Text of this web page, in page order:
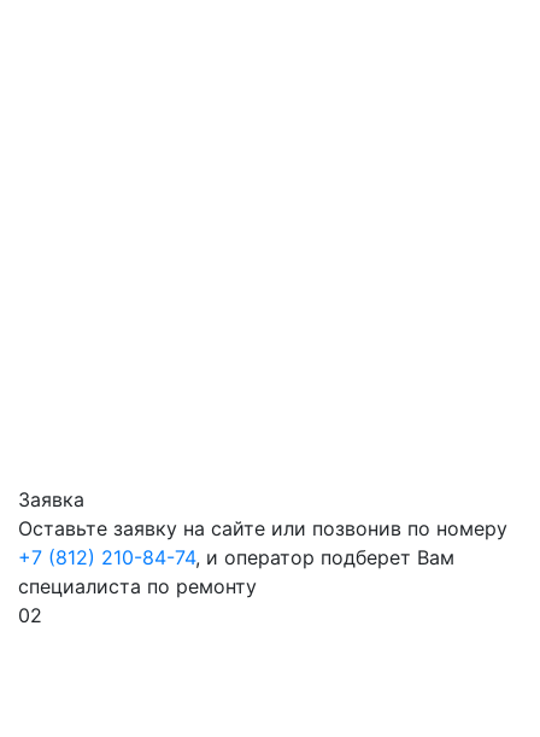
Заявка
Оставьте заявку на сайте или позвонив по номеру
+7 (812) 210-84-74, и оператор подберет Вам
специалиста по ремонту
02